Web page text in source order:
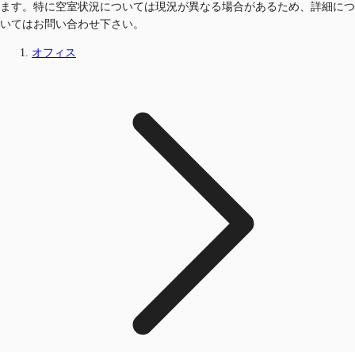
ます。特に空室状況については現況が異なる場合があるため、詳細につ
いてはお問い合わせ下さい。
オフィス